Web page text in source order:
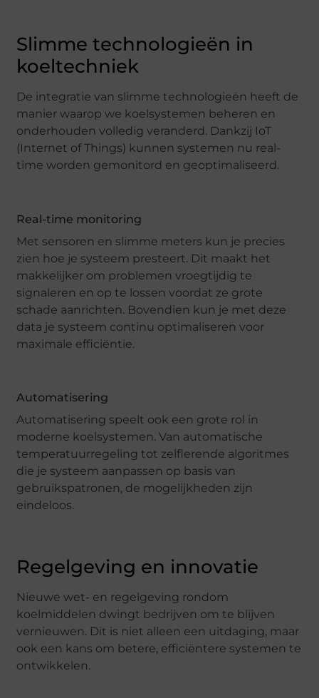
Slimme technologieën in
koeltechniek
De integratie van slimme technologieën heeft de
manier waarop we koelsystemen beheren en
onderhouden volledig veranderd. Dankzij IoT
(Internet of Things) kunnen systemen nu real-
time worden gemonitord en geoptimaliseerd.
Real-time monitoring
Met sensoren en slimme meters kun je precies
zien hoe je systeem presteert. Dit maakt het
makkelijker om problemen vroegtijdig te
signaleren en op te lossen voordat ze grote
schade aanrichten. Bovendien kun je met deze
data je systeem continu optimaliseren voor
maximale efficiëntie.
Automatisering
Automatisering speelt ook een grote rol in
moderne koelsystemen. Van automatische
temperatuurregeling tot zelflerende algoritmes
die je systeem aanpassen op basis van
gebruikspatronen, de mogelijkheden zijn
eindeloos.
Regelgeving en innovatie
Nieuwe wet- en regelgeving rondom
koelmiddelen dwingt bedrijven om te blijven
vernieuwen. Dit is niet alleen een uitdaging, maar
ook een kans om betere, efficiëntere systemen te
ontwikkelen.